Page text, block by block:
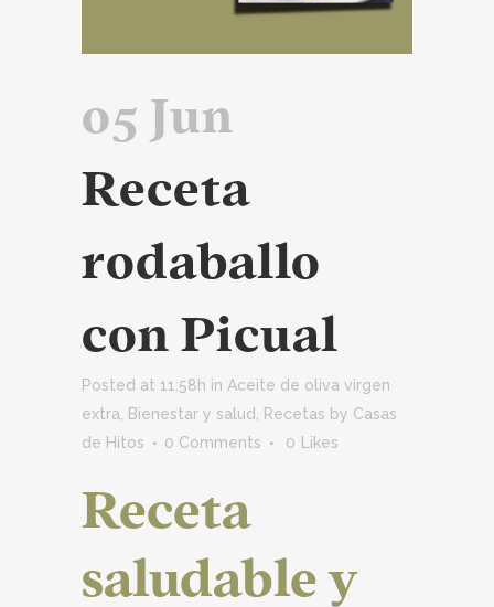
05 Jun
Receta
rodaballo
con Picual
Posted at 11:58h in Aceite de oliva virgen
extra Bienestar y salud Recetas by Casas
de Hitos
0 Comments 0 Likes
Receta
saludable y